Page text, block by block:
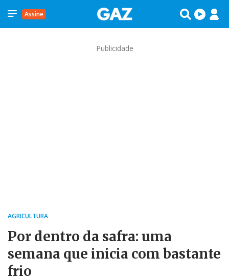
Assine
Publicidade
AGRICULTURA
Por dentro da safra: uma
semana que inicia com bastante
frio